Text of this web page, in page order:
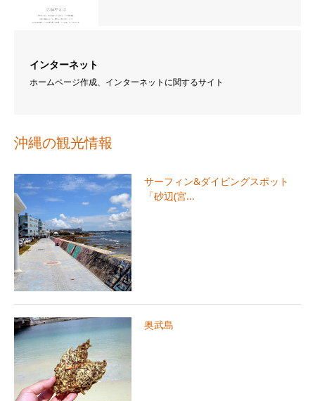
インターネット
ホームページ作成、インターネットに関するサイト
沖縄の観光情報
サーフィン&ダイビングスポット
「砂辺(宮...
奥武島